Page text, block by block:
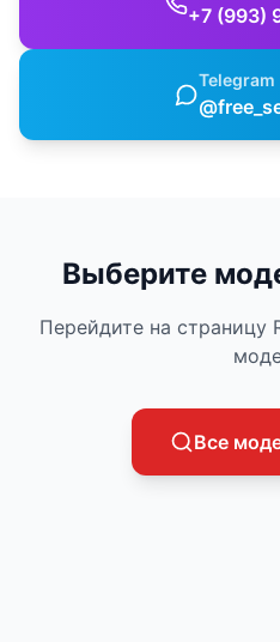
+7 (993)
Telegram
Выберите
Перейдите на страницу
Все